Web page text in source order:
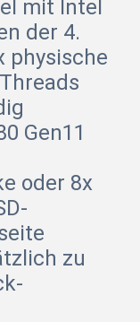
mit Intel
der 4.
physische
Gen11
oder 8x
zu